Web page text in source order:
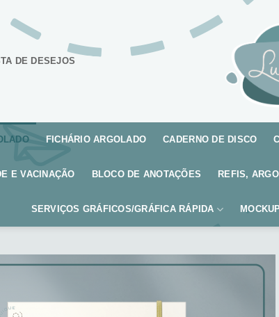
DE DESEJOS
FICHÁRIO ARGOLADO CADERNO DE DISCO
E VACINAÇÃO BLOCO DE ANOTAÇÕES REFIS,
SERVIÇOS GRÁFICOS/GRÁFICA RÁPIDA